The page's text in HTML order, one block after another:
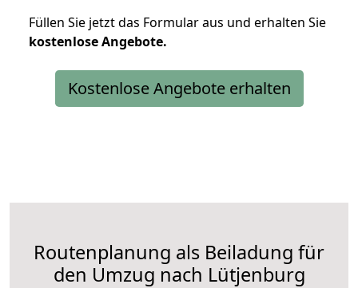
Füllen Sie jetzt das Formular aus und erhalten Sie
kostenloseAngebote.
Kostenlose Angebote erhalten
Routenplanung als Beiladung für
den Umzug nach Lütjenburg